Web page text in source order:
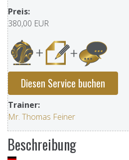
Preis:
380,00 EUR
Diesen Service buchen
Trainer:
Mr. Thomas Feiner
Beschreibung